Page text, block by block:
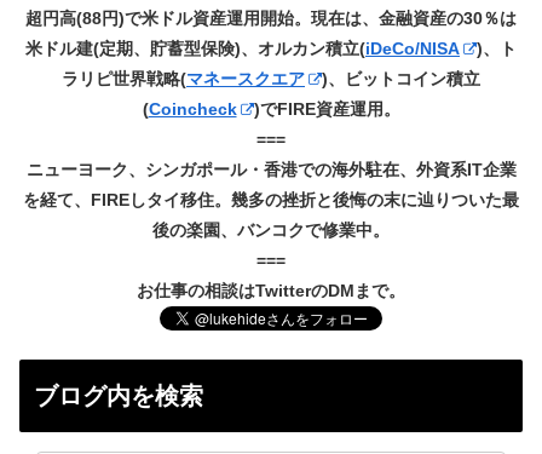
超円高(88円)で米ドル資産運用開始。現在は、金融資産の30％は
米ドル建(定期、貯蓄型保険)、オルカン積立(iDeCo/NISA
)、ト
ラリピ世界戦略(マネースクエア
)、ビットコイン積立
(Coincheck
)でFIRE資産運用。
===
ニューヨーク、シンガポール・香港での海外駐在、外資系IT企業
を経て、FIREしタイ移住。幾多の挫折と後悔の末に辿りついた最
後の楽園、バンコクで修業中。
===
お仕事の相談はTwitterのDMまで。
ブログ内を検索